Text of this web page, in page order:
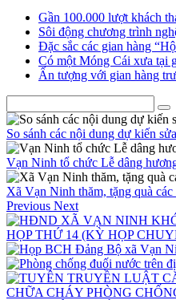
Gần 100.000 lượt khách
Sôi động chương trình
Đặc sắc các gian hàng
Có một Móng Cái xưa tại
Ấn tượng với gian hàng
So sánh các nội dung dự kiến
Vạn Ninh tổ chức Lễ dâng
Xã Vạn Ninh thăm, tặng quà
Previous Next
HỌP THỨ 14 (KỲ HỌP
CHỮA CHÁY PHÒNG